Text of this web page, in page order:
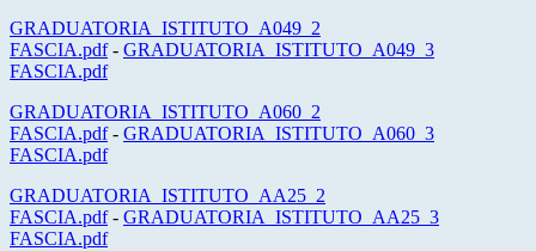
GRADUATORIA_ISTITUTO_A049_2
FASCIA.pdf- GRADUATORIA_ISTITUTO_A049_3
FASCIA.pdf
GRADUATORIA_ISTITUTO_A060_2
FASCIA.pdf- GRADUATORIA_ISTITUTO_A060_3
FASCIA.pdf
GRADUATORIA_ISTITUTO_AA25_2
FASCIA.pdf- GRADUATORIA_ISTITUTO_AA25_3
FASCIA.pdf